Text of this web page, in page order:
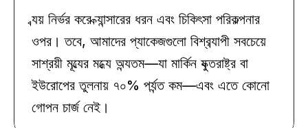
ব্যয় নির্ভর করে ক্যান্সারের ধরন এবং চিকিৎসা পরিকল্পনার
ওপর। তবে, আমাদের প্যাকেজগুলো বিশ্বব্যাপী সবচেয়ে
সাশ্রয়ী মূল্যের মধ্যে অন্যতম—যা মার্কিন যুক্তরাষ্ট্র বা
ইউরোপের তুলনায় ৭০% পর্যন্ত কম—এবং এতে কোনো
গোপন চার্জ নেই।